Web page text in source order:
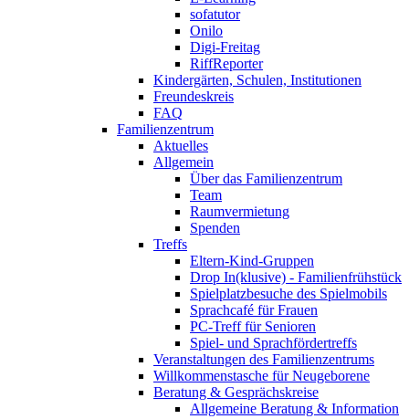
sofatutor
Onilo
Digi-Freitag
RiffReporter
Kindergärten, Schulen, Institutionen
Freundeskreis
FAQ
Familienzentrum
Aktuelles
Allgemein
Über das Familienzentrum
Team
Raumvermietung
Spenden
Treffs
Eltern-Kind-Gruppen
Drop In(klusive) - Familienfrühstück
Spielplatzbesuche des Spielmobils
Sprachcafé für Frauen
PC-Treff für Senioren
Spiel- und Sprachfördertreffs
Veranstaltungen des Familienzentrums
Willkommenstasche für Neugeborene
Beratung & Gesprächskreise
Allgemeine Beratung & Information